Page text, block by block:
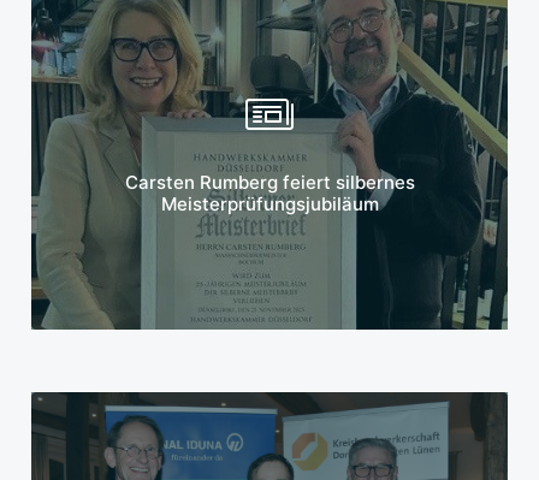
Carsten Rumberg feiert silbernes
Meisterprüfungsjubiläum
Mehr erfahren